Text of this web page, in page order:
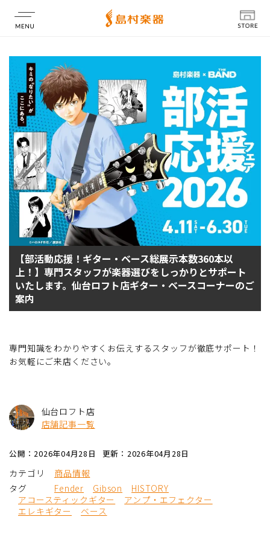
店舗情報
【部活動応援！ギター・ベース総展示本数360本以
上！】専門スタッフが楽器選びをしっかりとサポート
いたします。仙台ロフト店ギター・ベースコーナーのご
案内
専門知識をわかりやすくお伝えするスタッフが徹底サポート！
お気軽にご来店ください。
仙台ロフト店
店舗記事一覧
公開：2026年04月28日 更新：2026年04月28日
カテゴリ
商品情報
タグ
Fender Gibson
HISTORY
アコースティックギター
アンプ・エフェクター
エレキギター
ベース